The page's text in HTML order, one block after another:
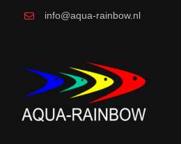
info@aqua-rainbow.nl